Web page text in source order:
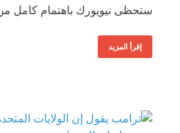
ستحظى نيويورك باهتمام كامل
إقرأ المزيد